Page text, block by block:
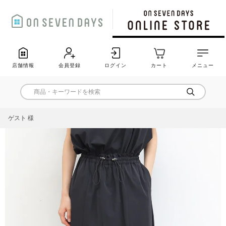
店舗情報 会員登録 ログイン カート メニュー
ゲスト 様